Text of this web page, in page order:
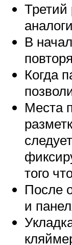
Третий
В
Когда
Места
того
После
и